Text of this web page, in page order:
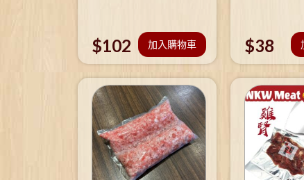
$102 加入購物車 $38